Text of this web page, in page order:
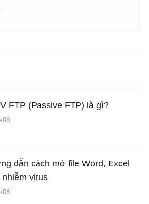
FTP (Passive FTP) là gì?
08
dẫn cách mở file Word, Excel
nhiễm virus
08